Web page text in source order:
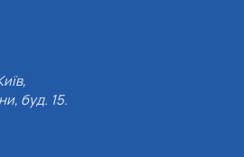
буд. 15.